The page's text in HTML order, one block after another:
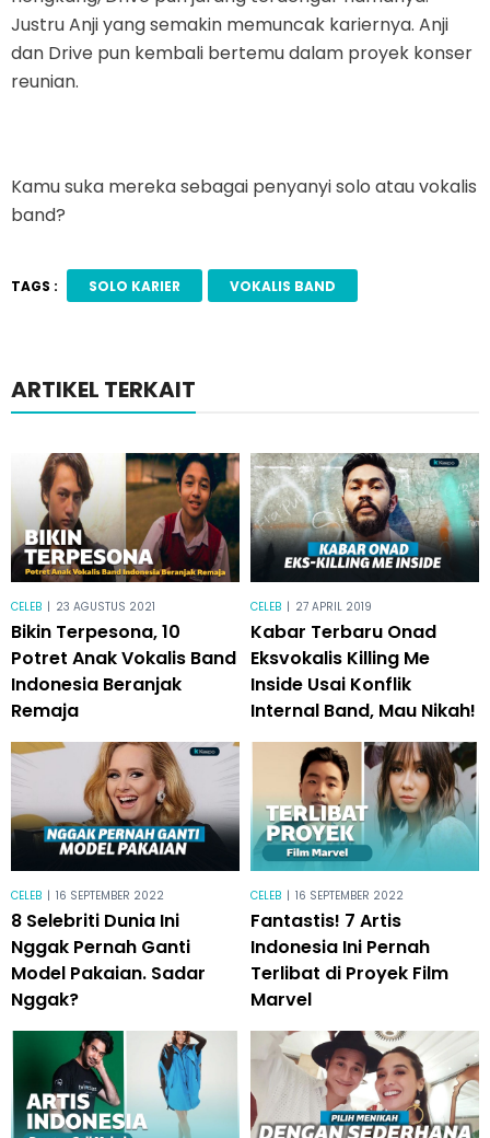
Justru Anji yang semakin memuncak kariernya. Anji
dan Drive pun kembali bertemu dalam proyek konser
reunian.
Kamu suka mereka sebagai penyanyi solo atau vokalis
band?
TAGS : SOLO KARIER VOKALIS BAND
ARTIKEL TERKAIT
CELEB | 23 AGUSTUS 2021
Bikin Terpesona, 10
Potret Anak Vokalis Band
Indonesia Beranjak
Remaja
CELEB | 27 APRIL 2019
Kabar Terbaru Onad
Eksvokalis Killing Me
Inside Usai Konflik
Internal Band, Mau Nikah!
CELEB | 16 SEPTEMBER 2022
8 Selebriti Dunia Ini
Nggak Pernah Ganti
Model Pakaian. Sadar
Nggak?
CELEB | 16 SEPTEMBER 2022
Fantastis! 7 Artis
Indonesia Ini Pernah
Terlibat di Proyek Film
Marvel